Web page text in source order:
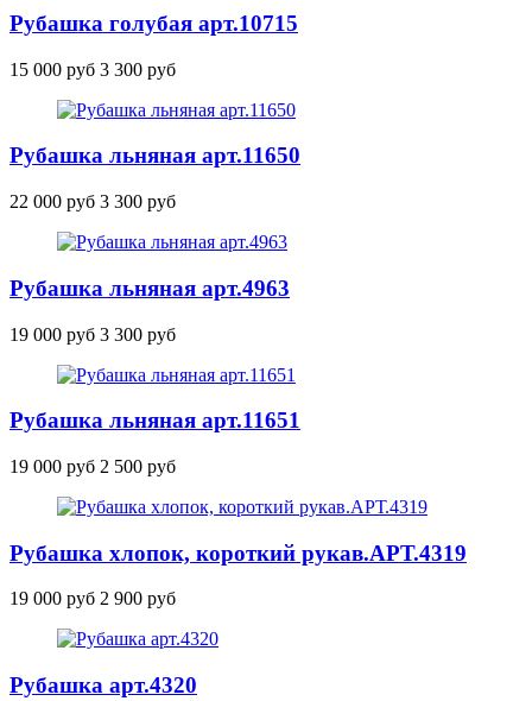
Рубашка голубая арт.10715
15 000 руб 3 300 руб
Рубашка льняная арт.11650
22 000 руб 3 300 руб
Рубашка льняная арт.4963
19 000 руб 3 300 руб
Рубашка льняная арт.11651
19 000 руб 2 500 руб
Рубашка хлопок, короткий рукав.АРТ.4319
19 000 руб 2 900 руб
Рубашка арт.4320